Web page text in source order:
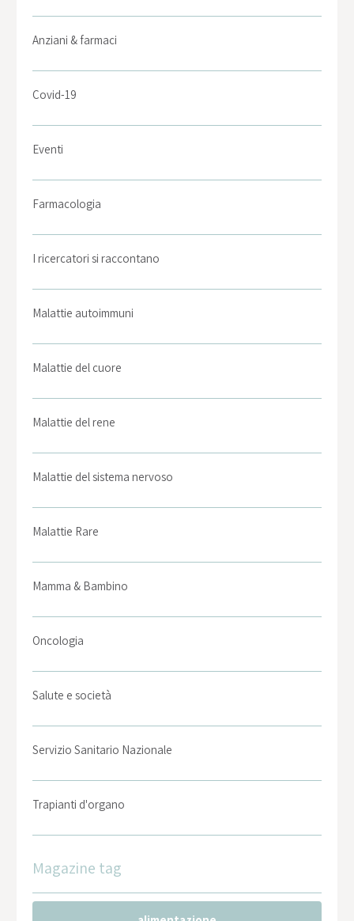
Anziani & farmaci
Covid-19
Eventi
Farmacologia
I ricercatori si raccontano
Malattie autoimmuni
Malattie del cuore
Malattie del rene
Malattie del sistema nervoso
Malattie Rare
Mamma & Bambino
Oncologia
Salute e società
Servizio Sanitario Nazionale
Trapianti d'organo
Magazine tag